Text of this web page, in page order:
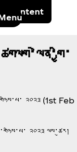
content
༢༠༢༣ (1st Feb
༢༠༢༣ ལས་ཚུར།